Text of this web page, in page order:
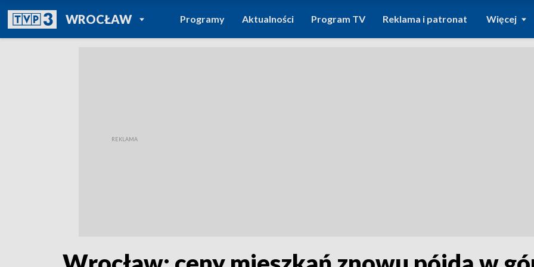
WROCŁAWPOWRÓT DO
TVP REGIONY
Programy Aktualności Program TV Reklama i patronat Więcej